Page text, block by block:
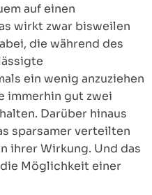
auf einen
wirkt zwar bisweilen
die während des
ein wenig anzuziehen
immerhin gut zwei
Darüber hinaus
sparsamer verteilten
ihrer Wirkung. Und das
Möglichkeit einer